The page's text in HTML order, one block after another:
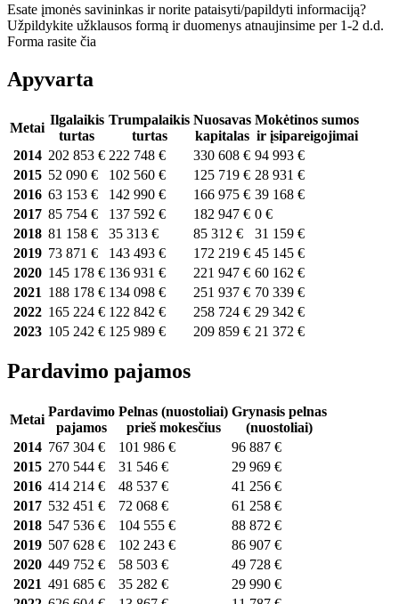
Esate įmonės savininkas ir norite pataisyti/papildyti informaciją?
Užpildykite užklausos formą ir duomenys atnaujinsime per 1-2 d.d.
Forma rasite čia
Apyvarta
Metai
Ilgalaikis
turtas
Trumpalaikis
turtas
Nuosavas
kapitalas
Mokėtinos sumos
ir įsipareigojimai
2014 202 853 € 222 748 € 330 608 € 94 993 €
2015 52 090 € 102 560 € 125 719 € 28 931 €
2016 63 153 € 142 990 € 166 975 € 39 168 €
2017 85 754 € 137 592 € 182 947 € 0 €
2018 81 158 € 35 313 € 85 312 €
31 159 €
2019 73 871 € 143 493 € 172 219 € 45 145 €
2020 145 178 € 136 931 € 221 947 € 60 162 €
2021 188 178 € 134 098 € 251 937 € 70 339 €
2022 165 224 € 122 842 € 258 724 € 29 342 €
2023 105 242 € 125 989 € 209 859 € 21 372 €
Pardavimo pajamos
Metai
Pardavimo
pajamos
Pelnas (nuostoliai)
prieš mokesčius
Grynasis pelnas
(nuostoliai)
2014 767 304 € 101 986 €
96 887 €
2015 270 544 € 31 546 €
29 969 €
2016 414 214 € 48 537 €
41 256 €
2017 532 451 € 72 068 €
61 258 €
2018 547 536 € 104 555 €
88 872 €
2019 507 628 € 102 243 €
86 907 €
2020 449 752 € 58 503 €
49 728 €
2021 491 685 € 35 282 €
29 990 €